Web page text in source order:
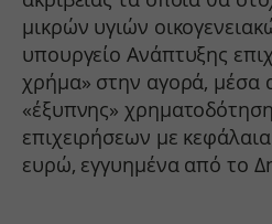
μικρών υγιών
υπουργείο Ανάπτυξης
χρήμα» στην αγορά,
«έξυπνης»
επιχειρήσεων με
ευρώ, εγγυημένα από το